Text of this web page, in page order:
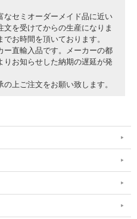
なセミオーダーメイド品に近い
を受けてからの生産になりま
お時間を頂いております。
ー直輸入品です。メーカーの都
お知らせした納期の遅延が発
上ご注文をお願い致します。